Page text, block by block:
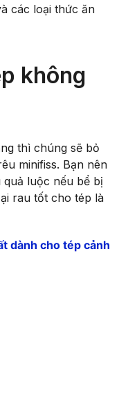
các loại thức ăn
không
thì chúng sẽ bỏ
minifiss. Bạn nên
luộc nếu bể bị
rau tốt cho tép là
dành cho tép cảnh